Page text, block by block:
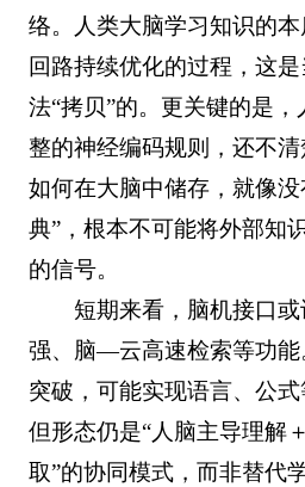
络。人类大脑学习知识的
回路持续优化的过程，这
法“拷贝”的。更关键的是
整的神经编码规则，还不
如何在大脑中储存，就像没
典”，根本不可能将外部知
的信号。
短期来看，脑机接口
强、脑—云高速检索等功能
突破，可能实现语言、公式
但形态仍是“人脑主导理解
取”的协同模式，而非替代